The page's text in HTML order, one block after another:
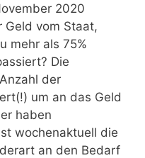
2020
Geld vom Staat,
mehr als 75%
Die
der
um an das Geld
haben
wochenaktuell die
an den Bedarf